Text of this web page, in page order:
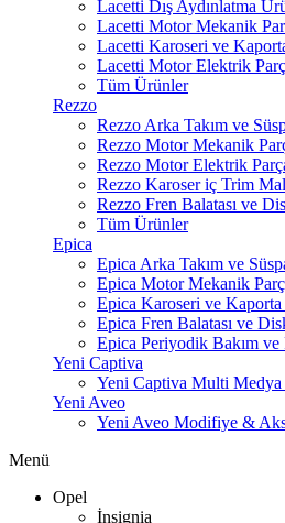
Lacetti Dış Aydınlatma
Lacetti Motor Mekanik
Lacetti Karoseri ve
Lacetti Motor Elektrik
Tüm Ürünler
Rezzo
Rezzo Arka Takım ve
Rezzo Motor Mekanik
Rezzo Motor Elektrik
Rezzo Karoser iç Trim
Rezzo Fren Balatası ve
Tüm Ürünler
Epica
Epica Arka Takım ve
Epica Motor Mekanik
Epica Karoseri ve
Epica Fren Balatası ve
Epica Periyodik Bakım ve
Yeni Captiva
Yeni Captiva Multi Medya
Yeni Aveo
Yeni Aveo Modifiye &
Menü
Opel
İnsignia